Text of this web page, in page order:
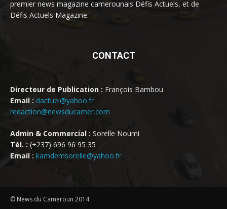
premier news magazine camerounais Défis Actuels, et de
Défis Actuels Magazine.
CONTACT
Directeur de Publication : François Bambou
Email : dactuel@yahoo.fr
redaction@newsducamer.com
Admin & Commercial : Sorelle Noumi
Tél. : (+237) 696 96 95 35
Email : kamdemsorelle@yahoo.fr
© News du Cameroun 2014